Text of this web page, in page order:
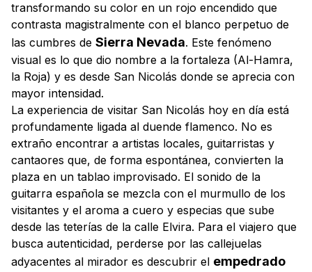
transformando su color en un rojo encendido que
contrasta magistralmente con el blanco perpetuo de
las cumbres de Sierra Nevada. Este fenómeno
visual es lo que dio nombre a la fortaleza (Al-Hamra,
la Roja) y es desde San Nicolás donde se aprecia con
mayor intensidad.
La experiencia de visitar San Nicolás hoy en día está
profundamente ligada al duende flamenco. No es
extraño encontrar a artistas locales, guitarristas y
cantaores que, de forma espontánea, convierten la
plaza en un tablao improvisado. El sonido de la
guitarra española se mezcla con el murmullo de los
visitantes y el aroma a cuero y especias que sube
desde las teterías de la calle Elvira. Para el viajero que
busca autenticidad, perderse por las callejuelas
adyacentes al mirador es descubrir el empedrado